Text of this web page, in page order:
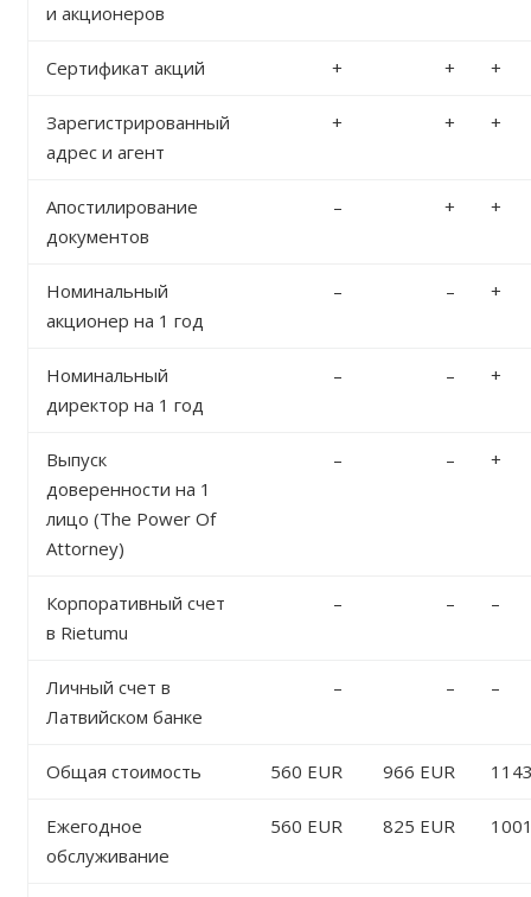
и акционеров
Сертификат акций + + +
Зарегистрированный
адрес и агент
+ + +
Апостилирование
документов
– + +
Номинальный
акционер на 1 год
– – +
Номинальный
директор на 1 год
– – +
Выпуск
доверенности на 1
лицо (The Power Of
Attorney)
– – +
Корпоративный счет
в Rietumu
– – –
Личный счет в
Латвийском банке
– – –
Общая стоимость 560 EUR 966 EUR
Ежегодное
обслуживание
560 EUR 825 EUR